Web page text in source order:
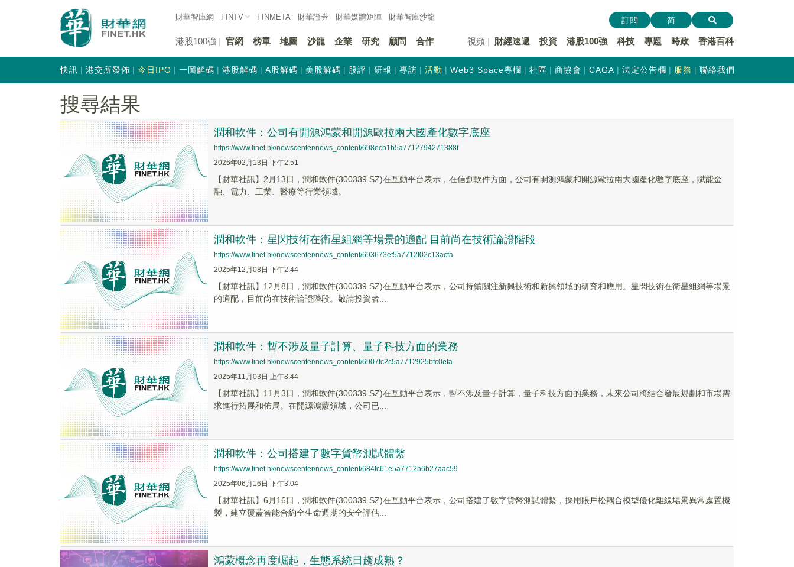
財華智庫網 FINTV FINMETA 財華證券 財華媒體矩陣 財華智庫沙龍
港股100強 官網 榜單 地圖 沙龍 企業 研究 顧問 合作 視頻 財經速遞 投資 港股100強 科技 專題 時政 香港百科
訂閱 简
快訊 港交所發佈 今日IPO 一圖解碼 港股解碼 A股解碼 美股解碼 股評 研報 專訪 活動 Web3 Space專欄 社區 商協會 CAGA 法定公告欄 服務 聯絡我們
搜尋結果
潤和軟件：公司有開源鴻蒙和開源歐拉兩大國產化數字底座
https://www.finet.hk/newscenter/news_content/698ecb1b5a7712794271388f
2026年02月13日 下午2:51
【財華社訊】2月13日，潤和軟件(300339.SZ)在互動平台表示，在信創軟件方面，公司有開源鴻蒙和開源歐拉兩大國產化數字底座，賦能金
融、電力、工業、醫療等行業領域。
潤和軟件：星閃技術在衛星組網等場景的適配 目前尚在技術論證階段
https://www.finet.hk/newscenter/news_content/693673ef5a7712f02c13acfa
2025年12月08日 下午2:44
【財華社訊】12月8日，潤和軟件(300339.SZ)在互動平台表示，公司持續關注新興技術和新興領域的研究和應用。星閃技術在衛星組網等場景
的適配，目前尚在技術論證階段。敬請投資者...
潤和軟件：暫不涉及量子計算、量子科技方面的業務
https://www.finet.hk/newscenter/news_content/6907fc2c5a7712925bfc0efa
2025年11月03日 上午8:44
【財華社訊】11月3日，潤和軟件(300339.SZ)在互動平台表示，暫不涉及量子計算，量子科技方面的業務，未來公司將結合發展規劃和市場需
求進行拓展和佈局。在開源鴻蒙領域，公司已...
潤和軟件：公司搭建了數字貨幣測試體繫
https://www.finet.hk/newscenter/news_content/684fc61e5a7712b6b27aac59
2025年06月16日 下午3:04
【財華社訊】6月16日，潤和軟件(300339.SZ)在互動平台表示，公司搭建了數字貨幣測試體繫，採用賬戶松耦合模型優化離線場景異常處置機
製，建立覆蓋智能合約全生命週期的安全評估...
鴻蒙概念再度崛起，生態系統日趨成熟？